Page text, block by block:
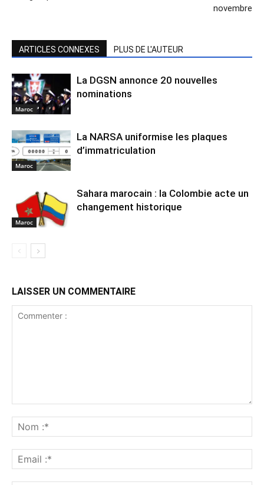
novembre
ARTICLES CONNEXES PLUS DE L'AUTEUR
Maroc
La DGSN annonce 20 nouvelles
nominations
Maroc
La NARSA uniformise les plaques
d’immatriculation
Maroc
Sahara marocain : la Colombie acte un
changement historique
LAISSER UN COMMENTAIRE